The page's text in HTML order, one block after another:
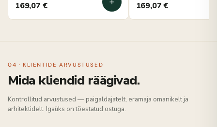
169,07 € 169,07€
04 · KLIENTIDE ARVUSTUSED
Mida kliendid räägivad.
Kontrollitud arvustused — paigaldajatelt, eramaja omanikelt ja
arhitektidelt. Igaüks on tõestatud ostuga.